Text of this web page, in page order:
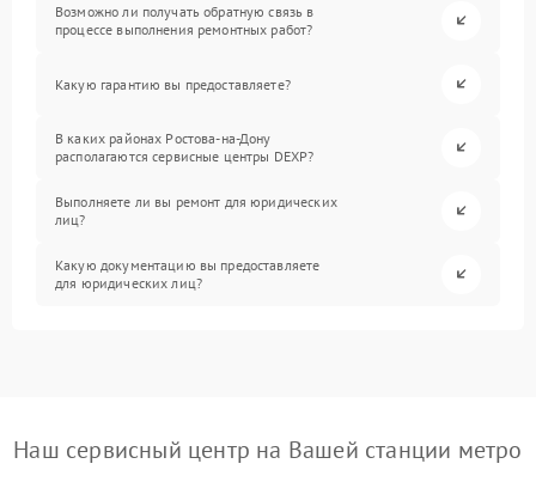
Возможно ли получать обратную связь в
процессе выполнения ремонтных работ?
Какую гарантию вы предоставляете?
В каких районах Ростова-на-Дону
располагаются сервисные центры DEXP?
Выполняете ли вы ремонт для юридических
лиц?
Какую документацию вы предоставляете
для юридических лиц?
Наш сервисный центр на Вашей станции метро